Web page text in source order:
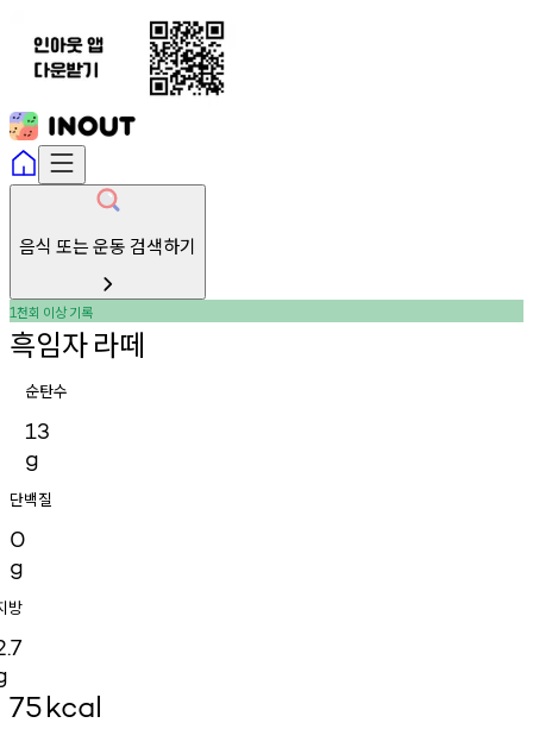
음식 또는 운동 검색하기
1천회 이상기록
흑임자라떼
순탄수
13
g
단백질
0
g
방
75kcal